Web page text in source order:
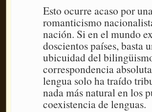
Esto ocurre acaso por
romanticismo
nación. Si en el mundo
doscientos países, basta
ubicuidad del
correspondencia
lengua solo ha traído
nada más natural en los
coexistencia de lenguas.